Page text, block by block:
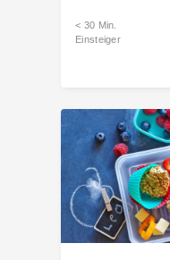
< 30 Min.
Einsteiger